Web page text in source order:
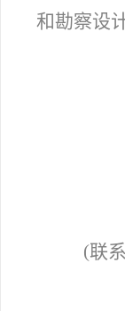
和勘察设
(联